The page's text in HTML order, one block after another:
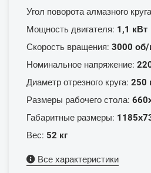
Угол поворота алмазного
Мощность двигателя: 1,1 кВт
Скорость вращения: 3000
Номинальное напряжение:
Диаметр отрезного круга: 250
Размеры рабочего стола:
Габаритные размеры:
Вес: 52 кг
Все характеристики